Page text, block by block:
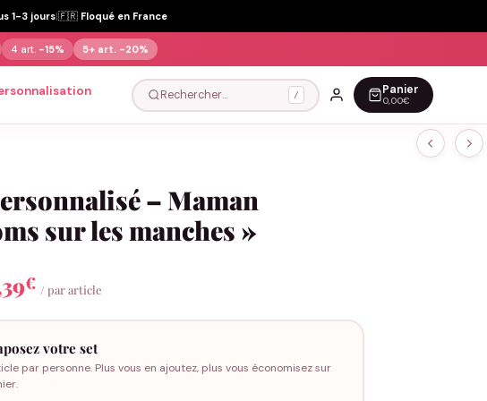
1-3 jours|🇫🇷 Floqué en France
4 art. -15% 5+ art. -20%
Rechercher… / Panier
0,00€
– Maman
sur les manches »
€ / par article
votre set
par personne. Plus vous en ajoutez, plus vous économisez sur